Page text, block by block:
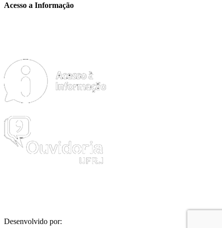
Acesso a Informação
Desenvolvido por: